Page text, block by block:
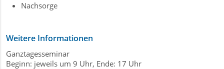
Nachsorge
Weitere Informationen
Ganztagesseminar
Beginn: jeweils um 9 Uhr, Ende: 17 Uhr